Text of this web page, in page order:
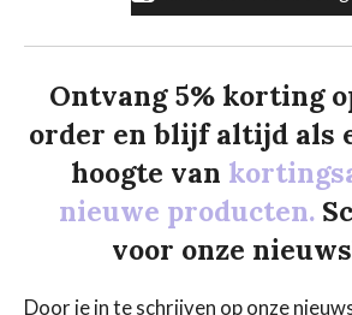
Ontvang 5% korting
order en blijf altijd als
hoogte van
nieuwe producten.
voor onze
Door je in te schrijven op onze